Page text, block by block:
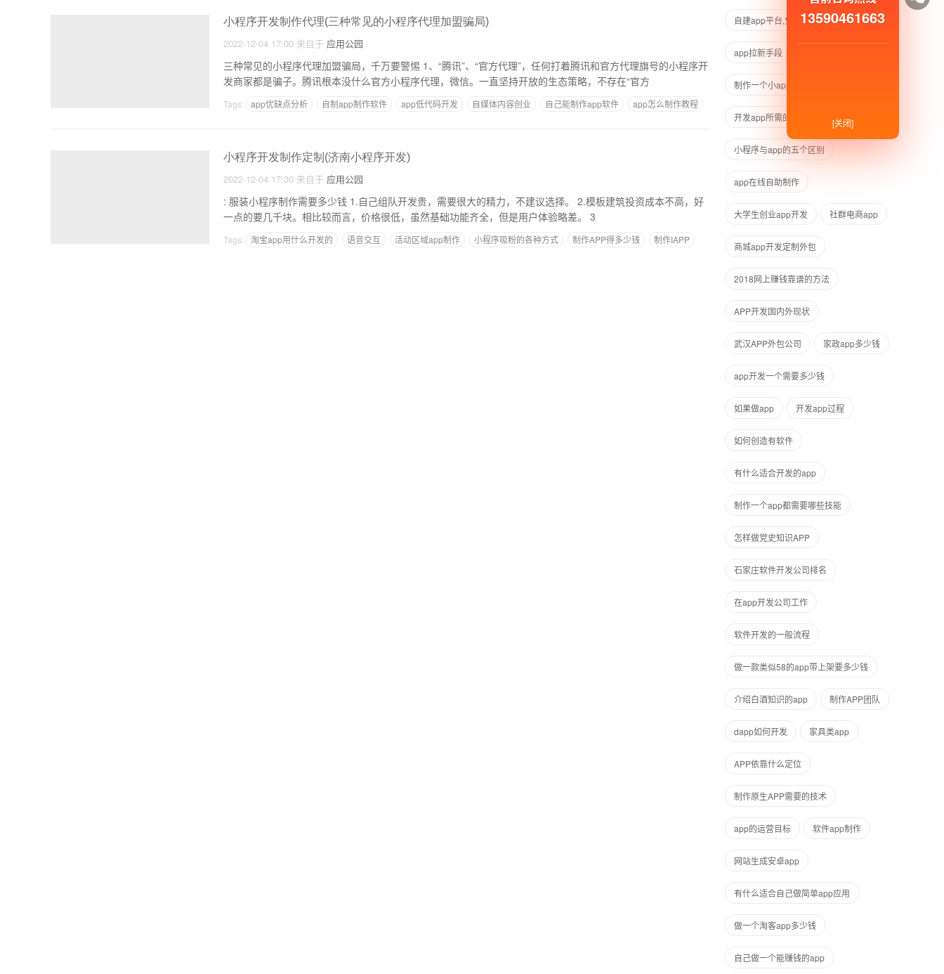
小程序开发制作代理(三种常见的小程序代理加盟骗局)
2022-12-04 17:00 来自于 应用公园
三种常见的小程序代理加盟骗局，千万要警惕 1、“腾讯”、“官方代理”，任何打着腾讯和官方代理旗号的小程序开
发商家都是骗子。腾讯根本没什么官方小程序代理，微信。一直坚持开放的生态策略，不存在“官方
Tags: app优缺点分析 自制app制作软件 app低代码开发 自媒体内容创业 自己能制作app软件 app怎么制作教程
小程序开发制作定制(济南小程序开发)
2022-12-04 17:30 来自于 应用公园
: 服装小程序制作需要多少钱 1.自己组队开发贵，需要很大的精力，不建议选择。 2.模板建筑投资成本不高，好
一点的要几千块。相比较而言，价格很低，虽然基础功能齐全，但是用户体验略差。 3
Tags: 淘宝app用什么开发的 语音交互 活动区域app制作 小程序吸粉的各种方式 制作APP得多少钱 制作IAPP
自建app平台,免账号密码登录
app拉新手段
制作一个小app需要多少钱
开发app所需的各种费用
小程序与app的五个区别
app在线自助制作
大学生创业app开发 社群电商app
商城app开发定制外包
2018网上赚钱靠谱的方法
APP开发国内外现状
武汉APP外包公司 家政app多少钱
app开发一个需要多少钱
如果做app 开发app过程
如何创造有软件
有什么适合开发的app
制作一个app都需要哪些技能
怎样做党史知识APP
石家庄软件开发公司排名
在app开发公司工作
软件开发的一般流程
做一款类似58的app带上架要多少钱
介绍白酒知识的app 制作APP团队
dapp如何开发 家具类app
APP依靠什么定位
制作原生APP需要的技术
app的运营目标 软件app制作
网站生成安卓app
有什么适合自己做简单app应用
做一个淘客app多少钱
自己做一个能赚钱的app
13590461663
[关闭]